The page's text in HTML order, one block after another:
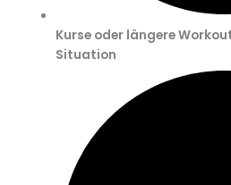
Kurse oder längere
Situation